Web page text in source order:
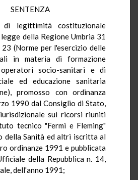
SENTENZA
legittimità costituzionale
della Regione Umbria 31
(Norme per l'esercizio delle
in materia di formazione
socio-sanitari e di
ed educazione sanitaria
promosso con ordinanza
1990 dal Consiglio di Stato,
sui ricorsi riuniti
tecnico "Fermi e Fleming"
della Sanità ed altri iscritta al
ordinanze 1991 e pubblicata
della Repubblica n. 14,
dell'anno 1991;